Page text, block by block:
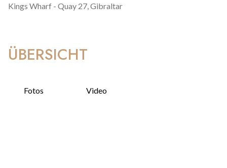
Kings Wharf - Quay 27,Gibraltar
ÜBERSICHT
Fotos Video